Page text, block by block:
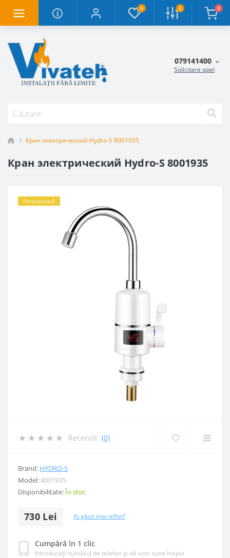
0 0 0
079141400
Solicitare apel
Кран электрический Hydro-S 8001935
Кран электрический Hydro-S 8001935
Популярный
Recenzii: (0)
Brand: HYDRO-S
Model: 8001935
Disponibilitate:În stoc
730 Lei Ai găsit mai ieftin?
Cumpără în 1 clic
Introduceți numărul de telefon și vă vom suna înapoi